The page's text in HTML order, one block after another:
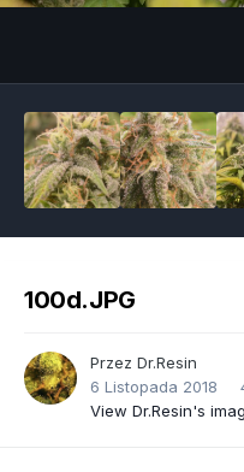
100d.JPG
Przez Dr.Resin
6 Listopada 2018
View Dr.Resin's